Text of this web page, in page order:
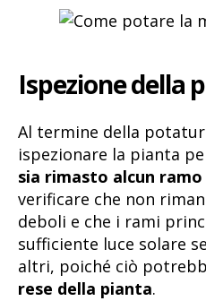
Ispezione della
Al termine della
ispezionare la pianta
sia rimasto alcun
verificare che non
deboli e che i rami
sufficiente luce solare
altri, poiché ciò
rese della pianta.